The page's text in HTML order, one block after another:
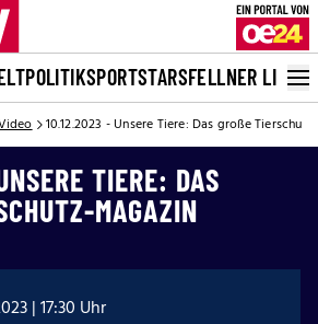
POLITIKSPORTSTARSFELLNER LIVE
10.12.2023 - Unsere Tiere: Das große
TIERE: DAS
MAGAZIN
| 17:30 Uhr